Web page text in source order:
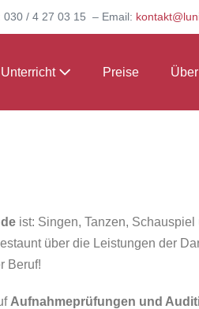
030 / 4 27 03 15 – Email:
Unterricht Preise
ist: Singen, Tanzen,
über die Leistungen der
Beruf!
Aufnahmeprüfungen und